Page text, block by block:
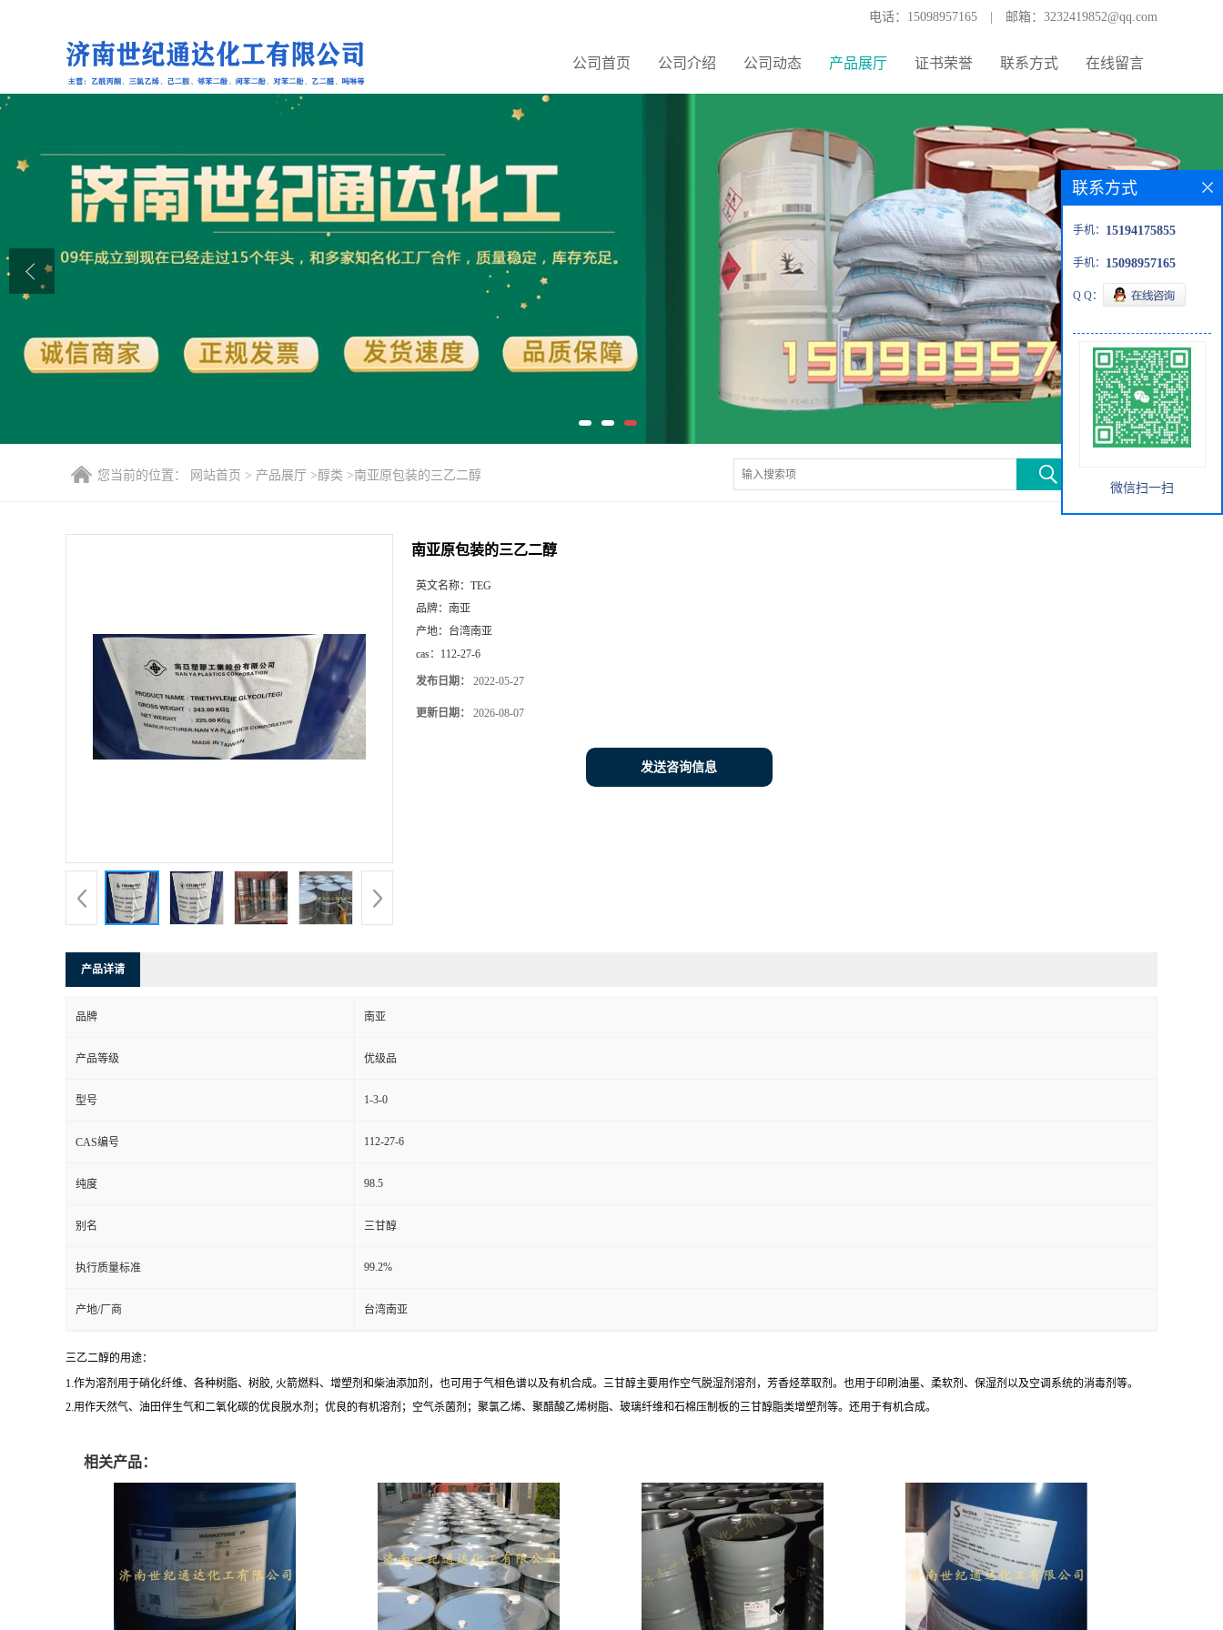
电话： 15098957165 邮箱： 3232419852@qq.com
公司首页 公司介绍 公司动态 产品展厅 证书荣誉 联系方式 在线留言
公司首页
产品展厅
联系方式
您当前的位置： 网站首页 > 产品展厅 >醇类 >南亚原包装的三乙二醇
南亚原包装的三乙二醇
英文名称： TEG
品牌： 南亚
产地： 台湾南亚
cas： 112-27-6
发布日期： 2022-05-27
更新日期： 2026-08-07
发送咨询信息
产品详请
品牌 南亚
产品等级 优级品
型号 1-3-0
CAS编号 112-27-6
纯度 98.5
别名 三甘醇
执行质量标准 99.2%
产地/厂商 台湾南亚
三乙二醇的用途：
1.作为溶剂用于硝化纤维、各种树脂、树胶, 火箭燃料、增塑剂和柴油添加剂，也可用于气相色谱以及有机合成。三甘醇主要用作空气脱湿剂溶剂，芳香烃萃取剂。也用于印刷油墨、柔软剂、保湿剂以及空调系统的消毒剂等。
2.用作天然气、油田伴生气和二氧化碳的优良脱水剂；优良的有机溶剂；空气杀菌剂；聚氯乙烯、聚醋酸乙烯树脂、玻璃纤维和石棉压制板的三甘醇脂类增塑剂等。还用于有机合成。
相关产品：
联系方式
手机： 15194175855
手机： 15098957165
Q Q：
微信扫一扫